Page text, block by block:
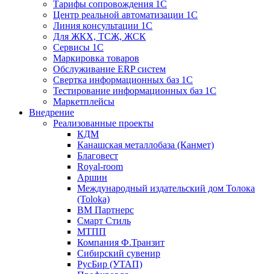
Тарифы сопровождения 1С
Центр реальной автоматизации 1С
Линия консультации 1С
Для ЖКХ, ТСЖ, ЖСК
Сервисы 1С
Маркировка товаров
Обслуживание ERP систем
Свертка информационных баз 1С
Тестирование информационных баз 1С
Маркетплейсы
Внедрение
Реализованные проекты
КДМ
Канашская металлобаза (Канмет)
Благовест
Royal-room
Аршин
Международный издательский дом Толока
(Toloka)
ВМ Партнерс
Смарт Стиль
МТПП
Компания Ф.Транзит
Сибирский сувенир
РусБир (УТАП)